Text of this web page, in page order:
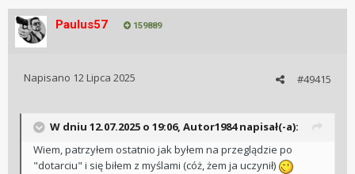
Paulus57 159889
#49415
Napisano 12 Lipca 2025
W dniu 12.07.2025 o 19:06, Autor1984napisał(-a):
Wiem, patrzyłem ostatnio jak byłem na przeglądzie po
"dotarciu" i się biłem z myślami (cóż, żem ja uczynił)